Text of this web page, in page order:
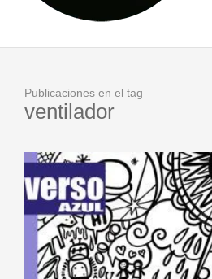
Publicaciones en el tag
ventilador